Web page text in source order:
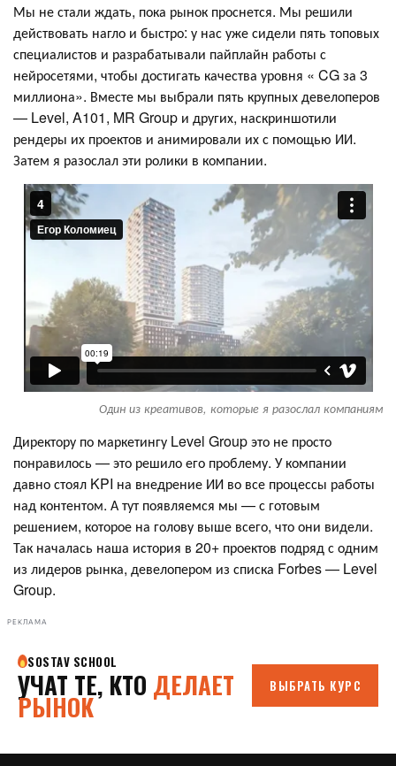
Мы не стали ждать, пока рынок проснется. Мы решили
действовать нагло и быстро: у нас уже сидели пять топовых
специалистов и разрабатывали пайплайн работы с
нейросетями, чтобы достигать качества уровня «‎ CG за 3
миллиона». Вместе мы выбрали пять крупных девелоперов
— Level, A101, MR Group и других, наскриншотили
рендеры их проектов и анимировали их с помощью ИИ.
Затем я разослал эти ролики в компании.
Один из креативов, которые я разослал компаниям
Директору по маркетингу Level Group это не просто
понравилось — это решило его проблему. У компании
давно стоял KPI на внедрение ИИ во все процессы работы
над контентом. А тут появляемся мы — с готовым
решением, которое на голову выше всего, что они видели.
Так началась наша история в 20+ проектов подряд с одним
из лидеров рынка, девелопером из списка Forbes — Level
Group.
РЕКЛАМА